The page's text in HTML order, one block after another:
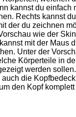
kannst du einfach
Rechts kannst
der du zeichnen
wie der
mit der Maus
Unter der
Körperteile in
werden
die
den Kopf